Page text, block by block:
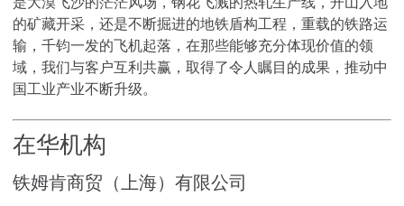
的矿藏开采，还是不断掘进的地铁盾构工程，重载的铁路运
输，千钧一发的飞机起落，在那些能够充分体现价值的领
域，我们与客户互利共赢，取得了令人瞩目的成果，推动中
国工业产业不断升级。
在华机构
铁姆肯商贸（上海）有限公司